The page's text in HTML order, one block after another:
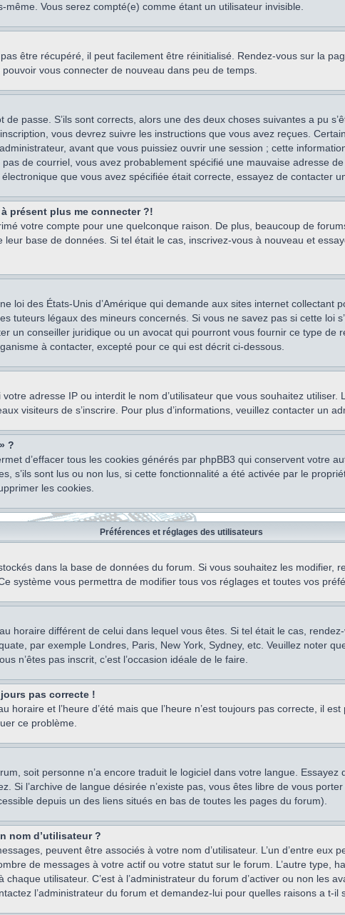
Vous serez compté(e) comme étant un utilisateur invisible.
être récupéré, il peut facilement être réinitialisé. Rendez-vous sur la
vous connecter de nouveau dans peu de temps.
passe. S’ils sont corrects, alors une des deux choses suivantes a pu
vous devrez suivre les instructions que vous avez reçues.
avant que vous puissiez ouvrir une session ; cette
de courriel, vous avez probablement spécifié une mauvaise adresse
que vous avez spécifiée était correcte, essayez de contacter
présent plus me connecter ?!
votre compte pour une quelconque raison. De plus, beaucoup de
base de données. Si tel était le cas, inscrivez-vous à nouveau et
loi des États-Unis d’Amérique qui demande aux sites internet
tuteurs légaux des mineurs concernés. Si vous ne savez pas si cette loi
un conseiller juridique ou un avocat qui pourront vous fournir ce type de
à contacter, excepté pour ce qui est décrit ci-dessous.
adresse IP ou interdit le nom d’utilisateur que vous souhaitez
visiteurs de s’inscrire. Pour plus d’informations, veuillez contacter un
?
d’effacer tous les cookies générés par phpBB3 qui conservent votre
s’ils sont lus ou non lus, si cette fonctionnalité a été activée par le
les cookies.
Préférences et réglages des utilisateurs
dans la base de données du forum. Si vous souhaitez les modifier,
système vous permettra de modifier tous vos réglages et toutes vos
horaire différent de celui dans lequel vous êtes. Si tel était le cas,
par exemple Londres, Paris, New York, Sydney, etc. Veuillez noter
n’êtes pas inscrit, c’est l’occasion idéale de le faire.
pas correcte !
et l’heure d’été mais que l’heure n’est toujours pas correcte, il
ce problème.
soit personne n’a encore traduit le logiciel dans votre langue.
Si l’archive de langue désirée n’existe pas, vous êtes libre de vous
depuis un des liens situés en bas de toutes les pages du forum).
nom d’utilisateur ?
peuvent être associés à votre nom d’utilisateur. L’un d’entre
de messages à votre actif ou votre statut sur le forum. L’autre type,
utilisateur. C’est à l’administrateur du forum d’activer ou non les
l’administrateur du forum et demandez-lui pour quelles raisons a t-il